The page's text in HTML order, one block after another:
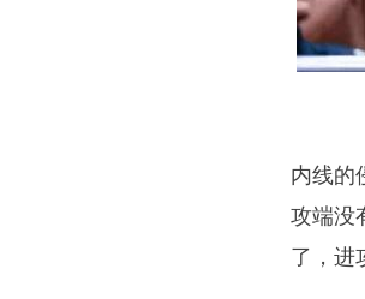
内线的
攻端没
了，进